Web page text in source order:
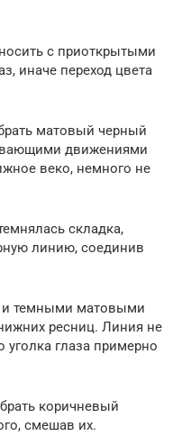
с приоткрытыми
иначе переход цвета
матовый черный
движениями
веко, немного не
складка,
линию, соединив
и темными матовыми
ресниц. Линия не
уголка глаза примерно
коричневый
смешав их.